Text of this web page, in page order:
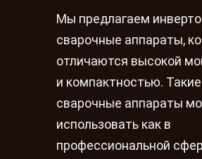
Мы предлагаем
сварочные аппараты,
отличаются высокой
и компактностью. Такие
сварочные аппараты
использовать как в
профессиональной